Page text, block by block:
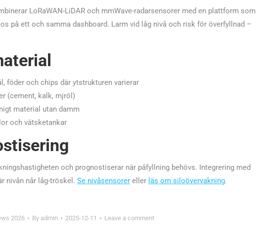
LoRaWAN-LiDAR och mmWave-radarsensorer med en plattform som
på ett och samma dashboard. Larm vid låg nivå och risk för överfyllnad –
föder och chips där ytstrukturen varierar
(cement, kalk, mjröl)
material utan damm
och vätsketankar
och prognostiserar när påfyllning behövs. Integrering med
nivån når låg-tröskel. Se nivåsensorer eller läs om siloövervakning.
2026 By admin 2025-12-11 Leave a comment